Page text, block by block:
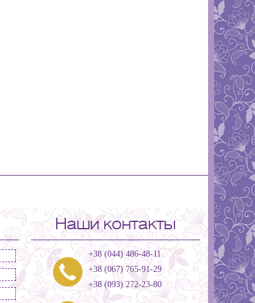
Наши контакты
+38 (044) 486-48-11
+38 (067) 765-91-29
+38 (093) 272-23-80